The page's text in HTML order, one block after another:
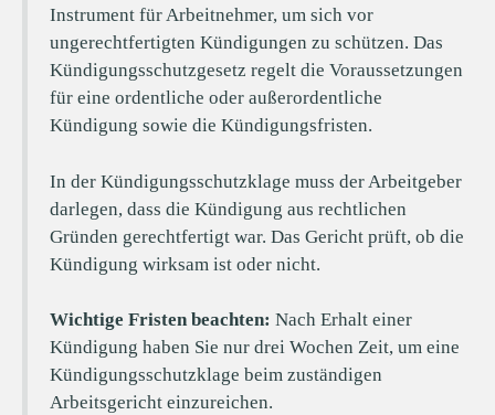
Instrument für Arbeitnehmer, um sich vor
ungerechtfertigten Kündigungen zu schützen. Das
Kündigungsschutzgesetz regelt die Voraussetzungen
für eine ordentliche oder außerordentliche
Kündigung sowie die Kündigungsfristen.
In der Kündigungsschutzklage muss der Arbeitgeber
darlegen, dass die Kündigung aus rechtlichen
Gründen gerechtfertigt war. Das Gericht prüft, ob die
Kündigung wirksam ist oder nicht.
Wichtige Fristen beachten: Nach Erhalt einer
Kündigung haben Sie nur drei Wochen Zeit, um eine
Kündigungsschutzklage beim zuständigen
Arbeitsgericht einzureichen.